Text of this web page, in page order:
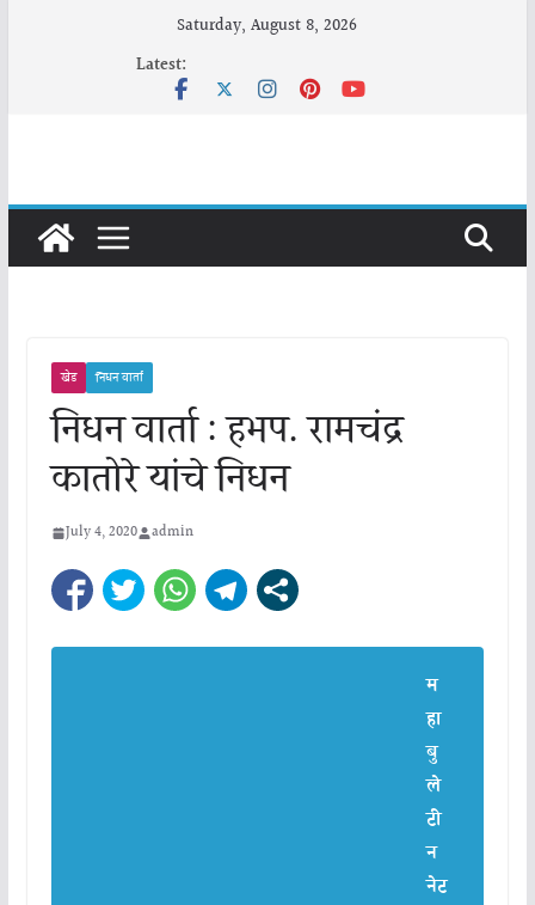
Saturday, August 8, 2026
Latest:
खेड निधन वार्ता
निधन वार्ता : हभप. रामचंद्र
कातोरे यांचे निधन
July 4, 2020 admin
म
हा
बु
ले
टी
न
नेट